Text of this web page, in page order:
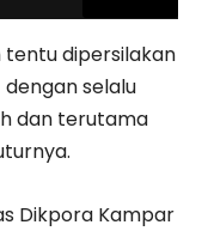
tentu dipersilakan
selalu
dan terutama
Dikpora Kampar